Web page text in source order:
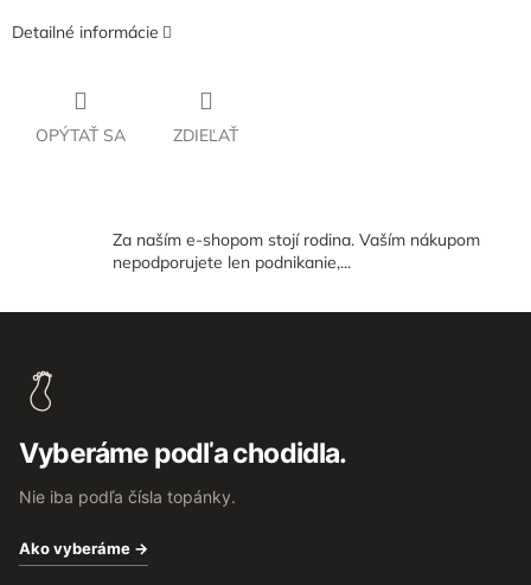
Detailné informácie
OPÝTAŤ SA ZDIEĽAŤ
Za naším e-shopom stojí rodina. Vaším nákupom
nepodporujete len podnikanie,...
Vyberáme podľa chodidla.
Nie iba podľa čísla topánky.
Ako vyberáme →